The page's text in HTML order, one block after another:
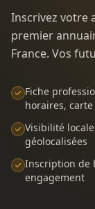
Inscrivez votre
premier
France. Vos
Fiche
horaires,
Visibilité
géolocalisées
Inscription de
engagement